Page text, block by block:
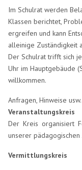
Im Schulrat werden
Klassen berichtet,
ergreifen und kann
alleinige Zuständigkeit
Der Schulrat trifft sich
Uhr im Hauptgebäude
willkommen.
Anfragen, Hinweise
Veranstaltungskreis
Der Kreis organisiert
unserer
Vermittlungskreis